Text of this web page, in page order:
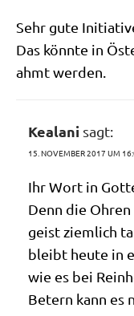
Sehr gute
Das könn­te in
ahmt werden.
Kealani sagt:
15. NOVEMBER 2017 UM
Ihr Wort in
Denn die
geist ziem­lich
bleibt heu­te in
wie es bei
Betern kann es